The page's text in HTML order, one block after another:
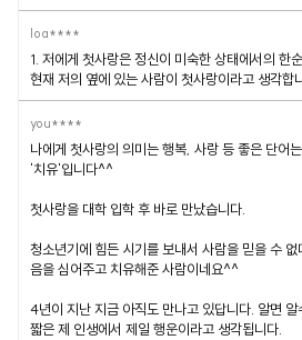
loa****
1. 저에게 첫사랑은 정신이 미숙한 상태에서의 한
현재 저의 옆에 있는 사람이 첫사랑이라고 생각
you****
나에게 첫사랑의 의미는 행복, 사랑 등 좋은 단어
'치유'입니다^^
첫사랑을 대학 입학 후 바로 만났습니다.
청소년기에 힘든 시기를 보내서 사람을 믿을 수
음을 심어주고 치유해준 사람이네요^^
4년이 지난 지금 아직도 만나고 있답니다. 알면
짧은 제 인생에서 제일 행운이라고 생각됩니다.